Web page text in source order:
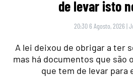
de levar isto
20:30 6 Agosto, 2026 |
A lei deixou de obrigar a ter
mas há documentos que são
que tem de levar para